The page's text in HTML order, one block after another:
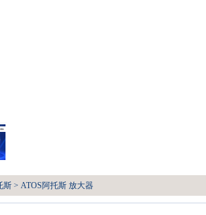
斯 > ATOS阿托斯 放大器